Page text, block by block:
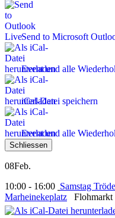
Send to Microsoft
Event und alle
iCal-Datei speichern
Event und alle
Schliessen
08Feb.
10:00 - 16:00 Samstag
Marheinekeplatz Flohmarkt